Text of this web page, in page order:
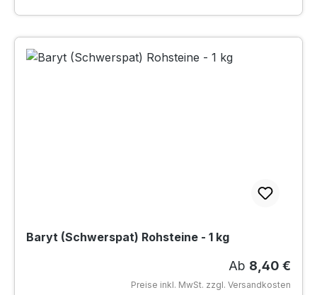
Baryt (Schwerspat) Rohsteine - 1 kg
Regulärer
Ab 8,40 €
Preise inkl. MwSt. zzgl. Versandkosten